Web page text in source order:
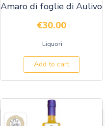
Amaro di foglie di Aulivo
€30.00
Liquori
Add to cart